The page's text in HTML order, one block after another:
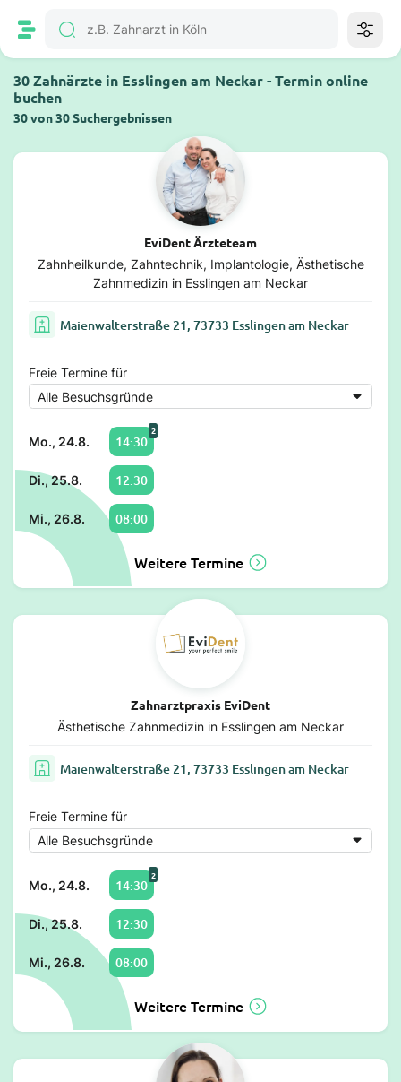
30 Zahnärzte in Esslingen am Neckar - Termin online
buchen
30 von 30 Suchergebnissen
EviDent Ärzteteam
Zahnheilkunde, Zahntechnik, Implantologie, Ästhetische
Zahnmedizin in Esslingen am Neckar
Maienwalterstraße 21, 73733 Esslingen am Neckar
Freie Termine für
Mo., 24.8. 14:30
2
Di., 25.8. 12:30
Mi., 26.8. 08:00
Weitere Termine
Zahnarztpraxis EviDent
Ästhetische Zahnmedizin in Esslingen am Neckar
Maienwalterstraße 21, 73733 Esslingen am Neckar
Freie Termine für
Mo., 24.8. 14:30
2
Di., 25.8. 12:30
Mi., 26.8. 08:00
Weitere Termine